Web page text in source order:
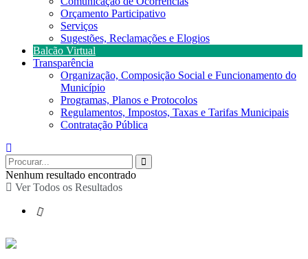
Orçamento Participativo
Serviços
Sugestões, Reclamações e Elogios
Balcão Virtual
Transparência
Organização, Composição Social e Funcionamento do
Município
Programas, Planos e Protocolos
Regulamentos, Impostos, Taxas e Tarifas Municipais
Contratação Pública
Nenhum resultado encontrado
Ver Todos os Resultados